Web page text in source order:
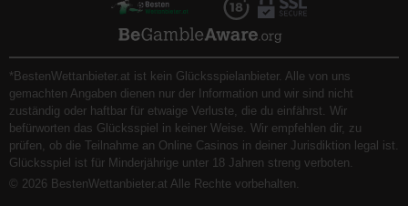
*BestenWettanbieter.at ist kein Glücksspielanbieter. Alle von uns
gemachten Angaben dienen nur der Information und wir sind nicht
zuständig oder haftbar für etwaige Verluste, die du einfährst. Wir
befürworten das Glücksspiel in keiner Weise. Wir empfehlen dir, zu
prüfen, ob die Teilnahme an Online Casinos in deiner Jurisdiktion legal ist.
Glücksspiel ist für Minderjährige unter 18 Jahren streng verboten.
© 2026 BestenWettanbieter.at Alle Rechte vorbehalten.